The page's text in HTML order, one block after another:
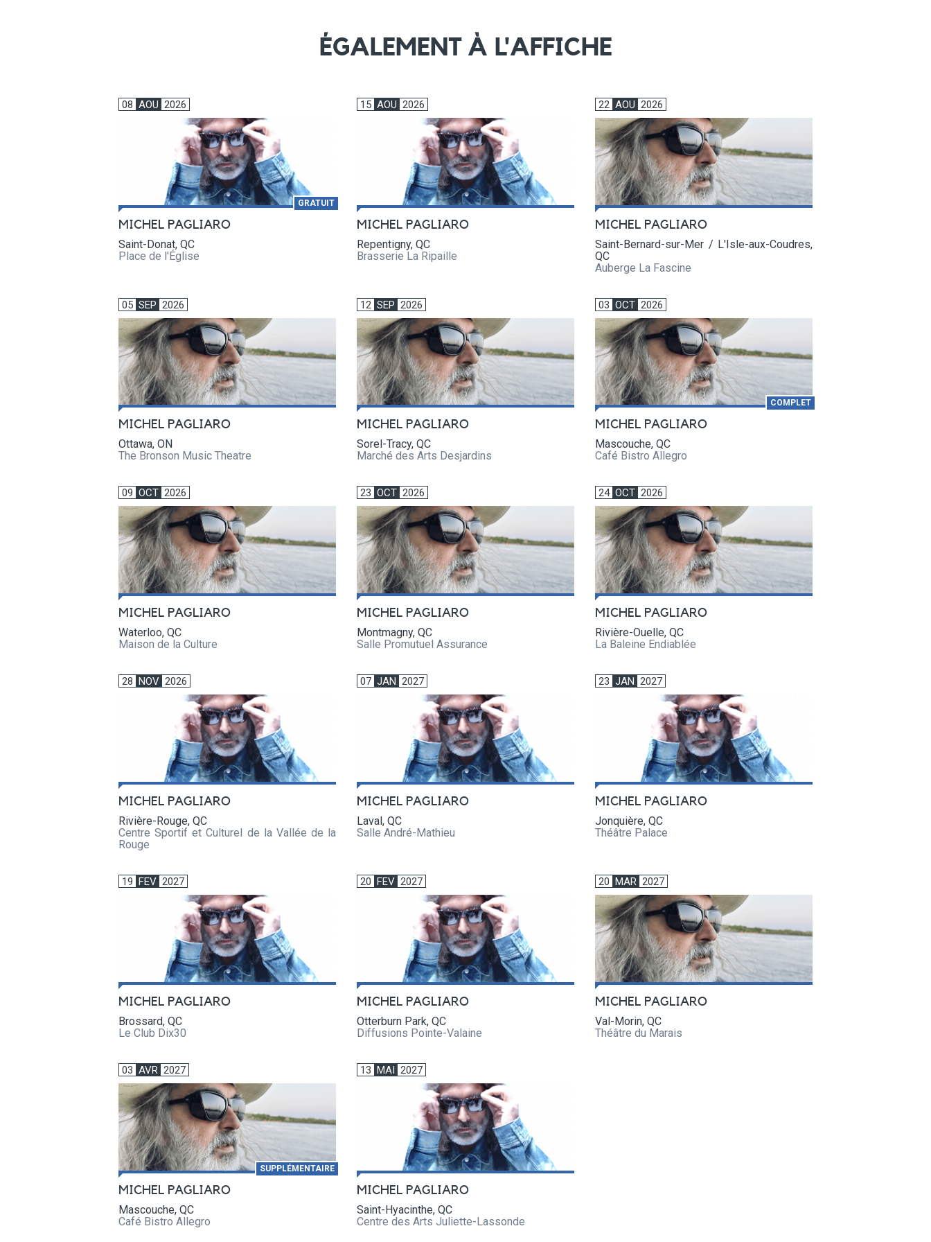
ÉGALEMENT À L'AFFICHE
08 AOU 2026
GRATUIT
MICHEL PAGLIARO
Saint-Donat, QC
Place de l'Église
15 AOU 2026
MICHEL PAGLIARO
Repentigny, QC
Brasserie La Ripaille
22 AOU 2026
MICHEL PAGLIARO
Saint-Bernard-sur-Mer / L'Isle-aux-Coudres,
QC
Auberge La Fascine
05 SEP 2026
MICHEL PAGLIARO
Ottawa, ON
The Bronson Music Theatre
12 SEP 2026
MICHEL PAGLIARO
Sorel-Tracy, QC
Marché des Arts Desjardins
03 OCT 2026
COMPLET
MICHEL PAGLIARO
Mascouche, QC
Café Bistro Allegro
09 OCT 2026
MICHEL PAGLIARO
Waterloo, QC
Maison de la Culture
23 OCT 2026
MICHEL PAGLIARO
Montmagny, QC
Salle Promutuel Assurance
24 OCT 2026
MICHEL PAGLIARO
Rivière-Ouelle, QC
La Baleine Endiablée
28 NOV 2026
MICHEL PAGLIARO
Rivière-Rouge, QC
Centre Sportif et Culturel de la Vallée de la
Rouge
07 JAN 2027
MICHEL PAGLIARO
Laval, QC
Salle André-Mathieu
23 JAN 2027
MICHEL PAGLIARO
Jonquière, QC
Théâtre Palace
19 FEV 2027
MICHEL PAGLIARO
Brossard, QC
Le Club Dix30
20 FEV 2027
MICHEL PAGLIARO
Otterburn Park, QC
Diffusions Pointe-Valaine
20 MAR 2027
MICHEL PAGLIARO
Val-Morin, QC
Théâtre du Marais
03 AVR 2027
SUPPLÉMENTAIRE
MICHEL PAGLIARO
Mascouche, QC
Café Bistro Allegro
13 MAI 2027
MICHEL PAGLIARO
Saint-Hyacinthe, QC
Centre des Arts Juliette-Lassonde